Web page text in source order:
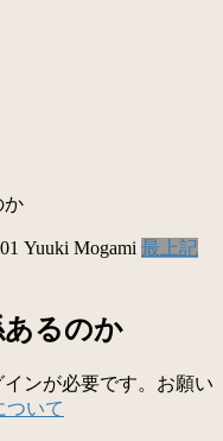
か
Yuuki Mogami 最上記
あるのか
ンが必要です。お願い
ついて